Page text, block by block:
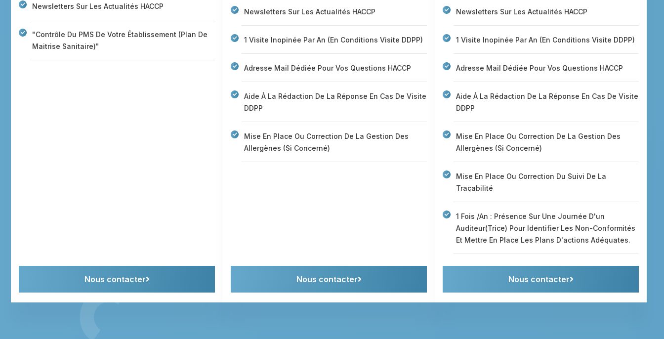
Newsletters Sur Les Actualités HACCP
"Contrôle Du PMS De Votre Établissement (Plan De
Maitrise Sanitaire)"
Nous contacter
Newsletters Sur Les Actualités HACCP
1 Visite Inopinée Par An (en Conditions Visite DDPP)
Adresse Mail Dédiée Pour Vos Questions HACCP
Aide À La Rédaction De La Réponse En Cas De Visite
DDPP
Mise En Place Ou Correction De La Gestion Des
Allergènes (si Concerné)
Nous contacter
Newsletters Sur Les Actualités HACCP
1 Visite Inopinée Par An (en Conditions Visite DDPP)
Adresse Mail Dédiée Pour Vos Questions HACCP
Aide À La Rédaction De La Réponse En Cas De Visite
DDPP
Mise En Place Ou Correction De La Gestion Des
Allergènes (si Concerné)
Mise En Place Ou Correction Du Suivi De La
Traçabilité
1 Fois /an : Présence Sur Une Journée D'un
Auditeur(trice) Pour Identifier Les Non-Conformités
Et Mettre En Place Les Plans D'actions Adéquates.
Nous contacter